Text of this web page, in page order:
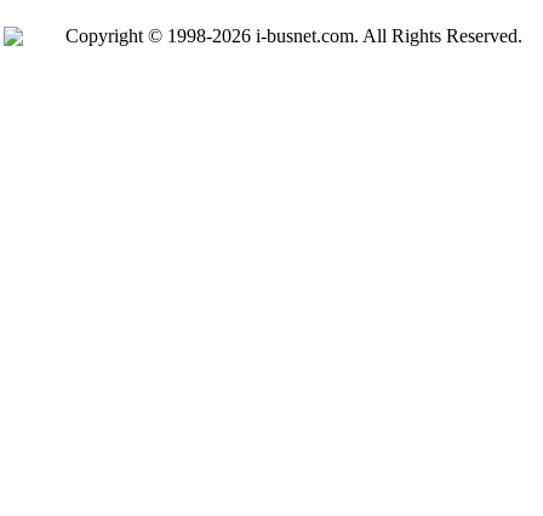
Copyright © 1998-2026 i-busnet.com. All Rights Reserved.